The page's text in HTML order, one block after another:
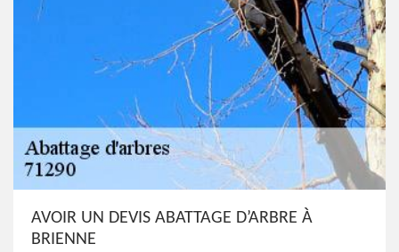
AVOIR UN DEVIS ABATTAGE D’ARBRE À
BRIENNE